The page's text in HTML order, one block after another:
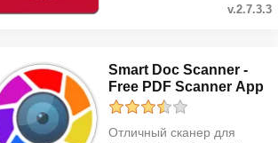
v.2.7.3.3
Smart Doc Scanner -
Free PDF Scanner App
Отличный сканер для